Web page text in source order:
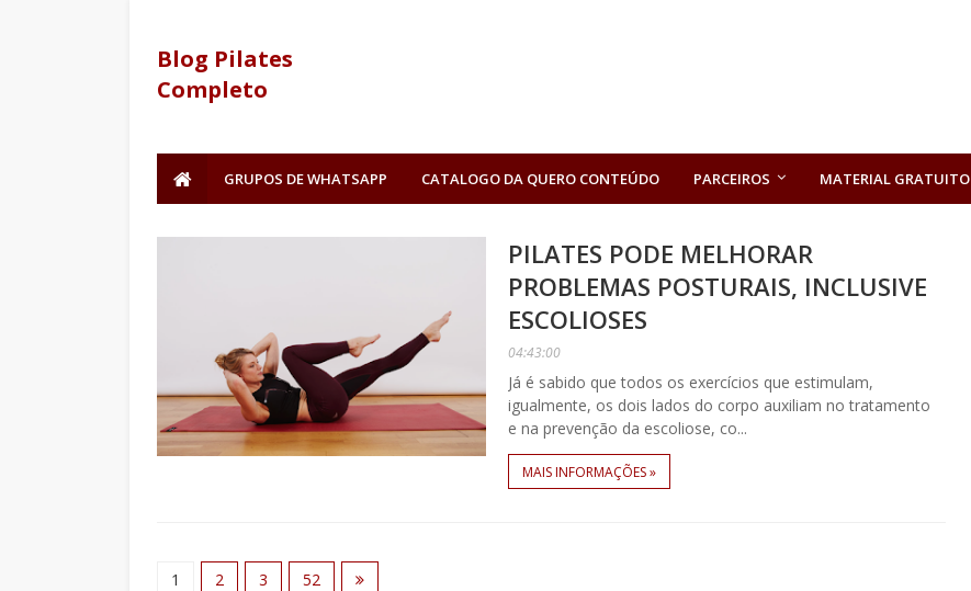
Blog Pilates
Completo
GRUPOS DE WHATSAPP CATALOGO DA QUERO CONTEÚDO PARCEIROS MATERIAL GRATUITO
PILATES PODE MELHORAR
PROBLEMAS POSTURAIS, INCLUSIVE
ESCOLIOSES
04:43:00
Já é sabido que todos os exercícios que estimulam,
igualmente, os dois lados do corpo auxiliam no tratamento
e na prevenção da escoliose, co...
MAIS INFORMAÇÕES »
1 2 3 52